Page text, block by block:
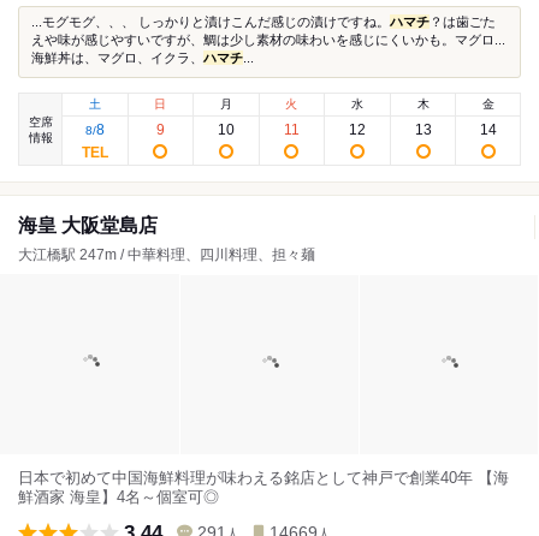
...モグモグ、、、 しっかりと漬けこんだ感じの漬けですね。 ハマチ ？は歯ごた
えや味が感じやすいですが、鯛は少し素材の味わいを感じにくいかも。マグロ...
海鮮丼は、マグロ、イクラ、 ハマチ
空席
情報
土
8/8
日
9
月
10
火
11
水
12
木
13
金
14
海皇 大阪堂島店
大江橋駅 247m / 中華料理、四川料理、担々麺
日本で初めて中国海鮮料理が味わえる銘店として神戸で創業40年 【海
鮮酒家 海皇】4名～個室可◎